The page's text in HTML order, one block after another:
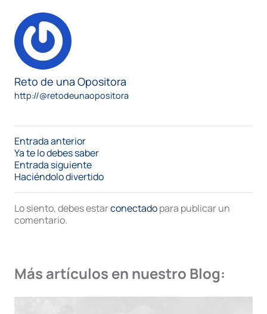
Reto de una Opositora
http://@retodeunaopositora
Entrada anterior
Ya te lo debes saber
Entrada siguiente
Haciéndolo divertido
Lo siento, debes estarconectadopara publicar un
comentario.
Más artículos en nuestro Blog: